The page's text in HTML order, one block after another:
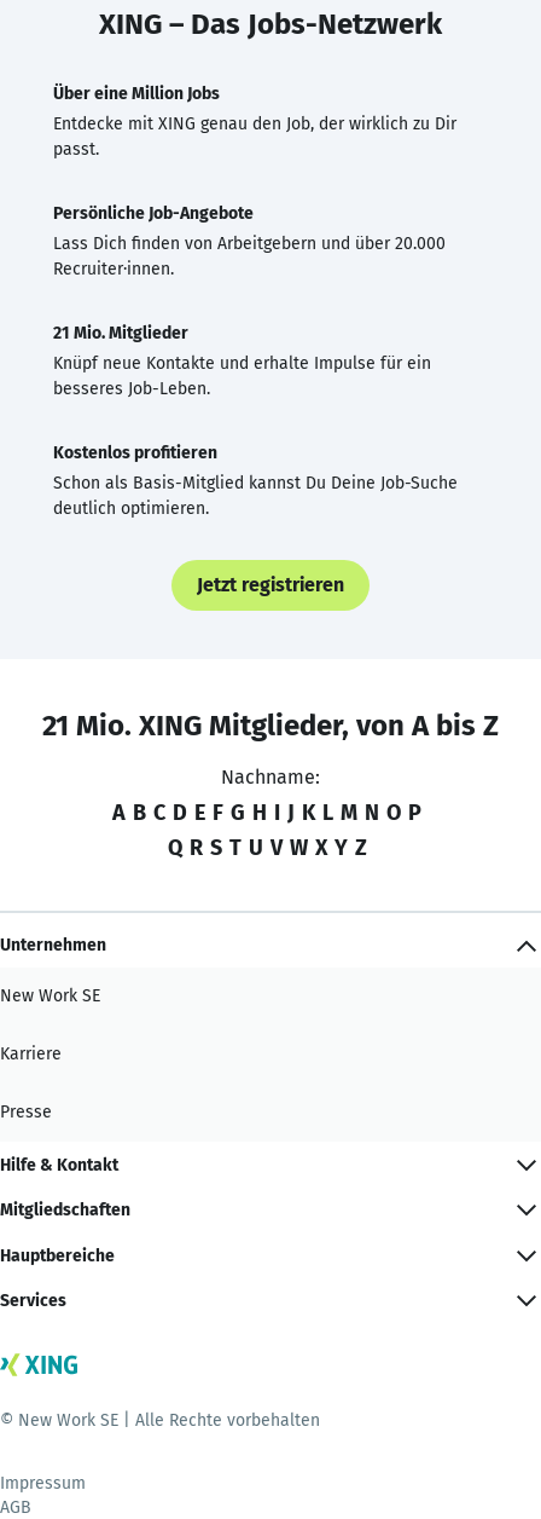
XING – Das Jobs-Netzwerk
Über eine Million Jobs
Entdecke mit XING genau den Job, der wirklich zu Dir
passt.
Persönliche Job-Angebote
Lass Dich finden von Arbeitgebern und über 20.000
Recruiter·innen.
21 Mio. Mitglieder
Knüpf neue Kontakte und erhalte Impulse für ein
besseres Job-Leben.
Kostenlos profitieren
Schon als Basis-Mitglied kannst Du Deine Job-Suche
deutlich optimieren.
Jetzt registrieren
21 Mio. XING Mitglieder, von A bis Z
Nachname:
A B C D E F G H I J K L M N O P
Q R S T U V W X Y Z
Unternehmen
New Work SE
Karriere
Presse
Hilfe & Kontakt
Mitgliedschaften
Hauptbereiche
Services
© New Work SE | Alle Rechte vorbehalten
Impressum
AGB